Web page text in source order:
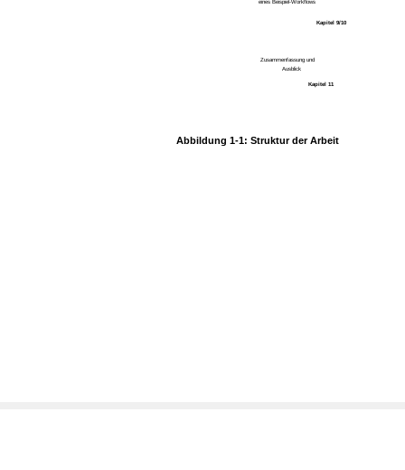
Zusammenfassung und
Ausblick
Kapitel 9/10
Kapitel 11
eines Beispiel-Workflows
Abbildung 1-1: Struktur der Arbeit